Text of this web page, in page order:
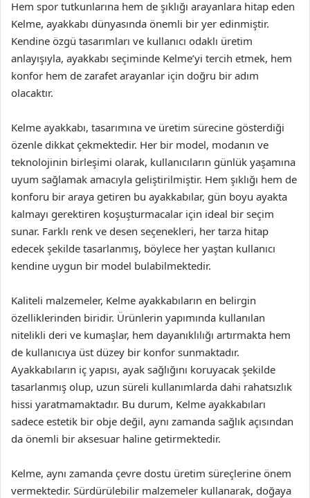
Hem spor tutkunlarına hem de şıklığı arayanlara hitap eden
Kelme, ayakkabı dünyasında önemli bir yer edinmiştir.
Kendine özgü tasarımları ve kullanıcı odaklı üretim
anlayışıyla, ayakkabı seçiminde Kelme’yi tercih etmek, hem
konfor hem de zarafet arayanlar için doğru bir adım
olacaktır.
Kelme ayakkabı, tasarımına ve üretim sürecine gösterdiği
özenle dikkat çekmektedir. Her bir model, modanın ve
teknolojinin birleşimi olarak, kullanıcıların günlük yaşamına
uyum sağlamak amacıyla geliştirilmiştir. Hem şıklığı hem de
konforu bir araya getiren bu ayakkabılar, gün boyu ayakta
kalmayı gerektiren koşuşturmacalar için ideal bir seçim
sunar. Farklı renk ve desen seçenekleri, her tarza hitap
edecek şekilde tasarlanmış, böylece her yaştan kullanıcı
kendine uygun bir model bulabilmektedir.
Kaliteli malzemeler, Kelme ayakkabıların en belirgin
özelliklerinden biridir. Ürünlerin yapımında kullanılan
nitelikli deri ve kumaşlar, hem dayanıklılığı artırmakta hem
de kullanıcıya üst düzey bir konfor sunmaktadır.
Ayakkabıların iç yapısı, ayak sağlığını koruyacak şekilde
tasarlanmış olup, uzun süreli kullanımlarda dahi rahatsızlık
hissi yaratmamaktadır. Bu durum, Kelme ayakkabıları
sadece estetik bir obje değil, aynı zamanda sağlık açısından
da önemli bir aksesuar haline getirmektedir.
Kelme, aynı zamanda çevre dostu üretim süreçlerine önem
vermektedir. Sürdürülebilir malzemeler kullanarak, doğaya